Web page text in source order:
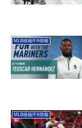
MLB移籍/FA情報
MLB移籍/FA情報